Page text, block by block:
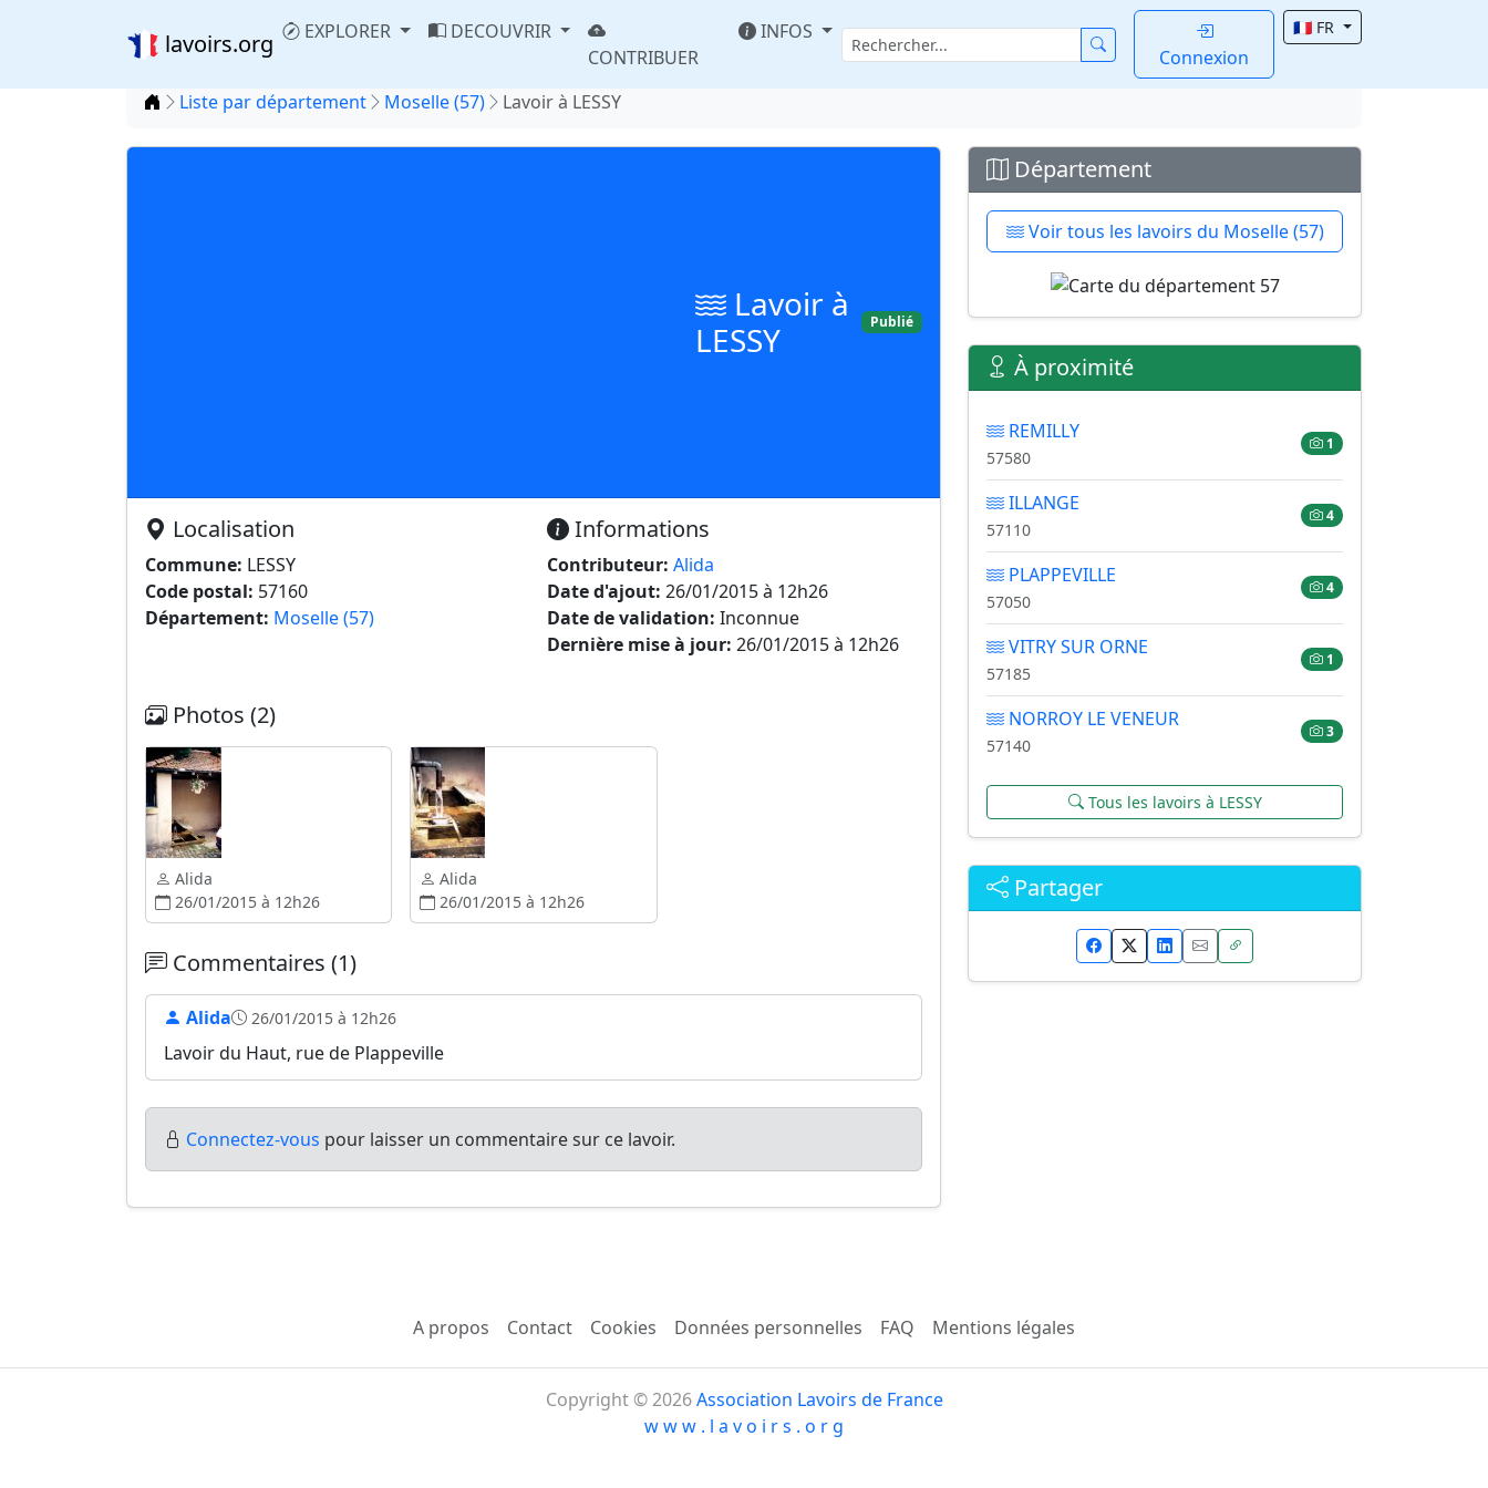
lavoirs.org EXPLORER
DECOUVRIR
CONTRIBUER
INFOS
Connexion
🇫🇷 FR
Accueil
Liste par département Moselle (57) Lavoir à LESSY
Lavoir à
LESSY
Publié
Localisation
Commune: LESSY
Code postal: 57160
Département: Moselle (57)
Informations
Contributeur: Alida
Date d'ajout: 26/01/2015 à 12h26
Date de validation: Inconnue
Dernière mise à jour: 26/01/2015 à 12h26
Photos (2)
Alida
26/01/2015 à 12h26
Alida
26/01/2015 à 12h26
Commentaires (1)
Alida 26/01/2015 à 12h26
Lavoir du Haut, rue de Plappeville
Connectez-vous pour laisser un commentaire sur ce lavoir.
Département
Voir tous les lavoirs du Moselle (57)
À proximité
REMILLY
57580
1
ILLANGE
57110
4
PLAPPEVILLE
57050
4
VITRY SUR ORNE
57185
1
NORROY LE VENEUR
57140
3
Tous les lavoirs à LESSY
Partager
A propos Contact Cookies Données personnelles FAQ Mentions légales
Copyright © 2026Association Lavoirs de France
w w w . l a v o i r s . o r g